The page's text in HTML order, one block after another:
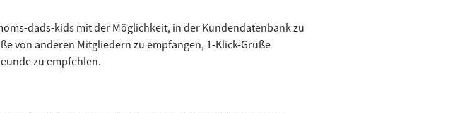
dads-kids mit der Möglichkeit, in der Kundendatenbank zu
von anderen Mitgliedern zu empfangen, 1-Klick-Grüße
zu empfehlen.